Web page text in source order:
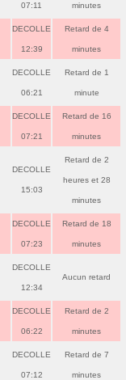
07:11 minutes
DECOLLE
12:39
Retard de 4
minutes
DECOLLE
06:21
Retard de 1
minute
DECOLLE
07:21
Retard de 16
minutes
DECOLLE
15:03
Retard de 2
heures et 28
minutes
DECOLLE
07:23
Retard de 18
minutes
DECOLLE
12:34
Aucun retard
DECOLLE
06:22
Retard de 2
minutes
DECOLLE
07:12
Retard de 7
minutes